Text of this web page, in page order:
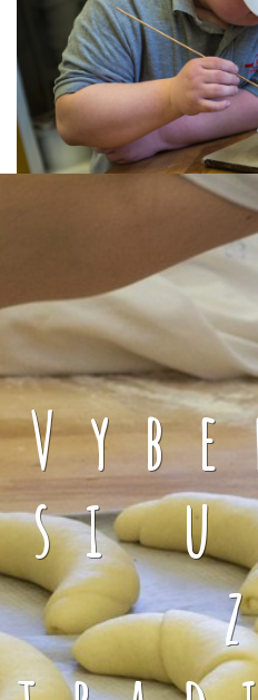
si u